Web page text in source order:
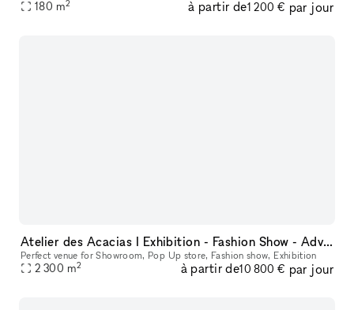
functionality, featuring white walls, wooden boards, an
180 m2 à partir de1 200 € par jour
Atelier des Acacias I Exhibition - Fashion Show - Advertising - Entertainment
Perfect venue for Showroom, Pop Up store, Fashion show, Exhibition
2 300 m2 à partir de10 800 € par jour